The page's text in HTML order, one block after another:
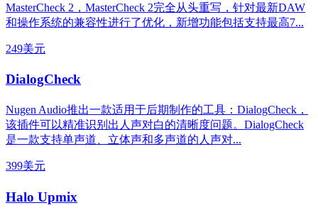
MasterCheck 2，MasterCheck 2完全从头重写，针对最新DAW
和操作系统的兼容性进行了优化，新增功能包括支持最高7...
249美元
DialogCheck
Nugen Audio推出一款适用于后期制作的工具：DialogCheck，
该插件可以精准识别出人声对白的清晰度问题。DialogCheck
是一款支持单声道、立体声和多声道的人声对...
399美元
Halo Upmix